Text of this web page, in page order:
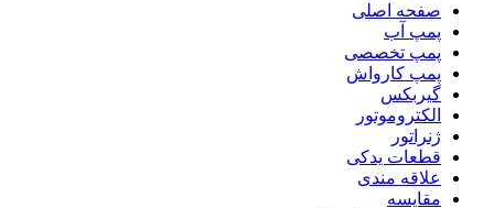
صفحه اصلی
پمپ آب
پمپ تخصصی
پمپ کارواش
گیربکس
الکتروموتور
ژنراتور
قطعات یدکی
علاقه مندی
مقایسه